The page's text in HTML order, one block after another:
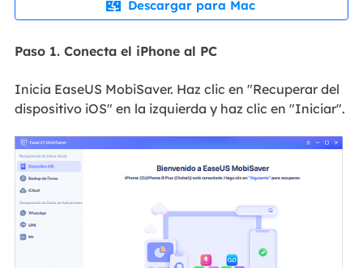
 Descargar para Mac
Paso 1. Conecta el iPhone al PC
Inicia EaseUS MobiSaver. Haz clic en "Recuperar del
dispositivo iOS" en la izquierda y haz clic en "Iniciar".